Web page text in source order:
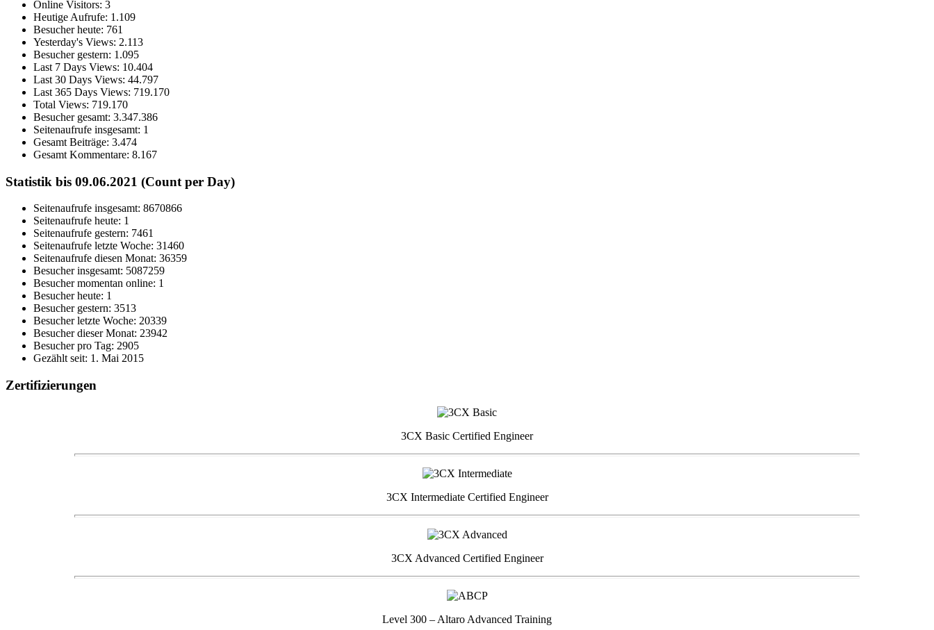
Online Visitors: 3
Heutige Aufrufe: 1.109
Besucher heute: 761
Yesterday's Views: 2.113
Besucher gestern: 1.095
Last 7 Days Views: 10.404
Last 30 Days Views: 44.797
Last 365 Days Views: 719.170
Total Views: 719.170
Besucher gesamt: 3.347.386
Seitenaufrufe insgesamt: 1
Gesamt Beiträge: 3.474
Gesamt Kommentare: 8.167
Statistik bis 09.06.2021 (Count per Day)
Seitenaufrufe insgesamt: 8670866
Seitenaufrufe heute: 1
Seitenaufrufe gestern: 7461
Seitenaufrufe letzte Woche: 31460
Seitenaufrufe diesen Monat: 36359
Besucher insgesamt: 5087259
Besucher momentan online: 1
Besucher heute: 1
Besucher gestern: 3513
Besucher letzte Woche: 20339
Besucher dieser Monat: 23942
Besucher pro Tag: 2905
Gezählt seit: 1. Mai 2015
Zertifizierungen
3CX Basic Certified Engineer
3CX Intermediate Certified Engineer
3CX Advanced Certified Engineer
Level 300 – Altaro Advanced Training